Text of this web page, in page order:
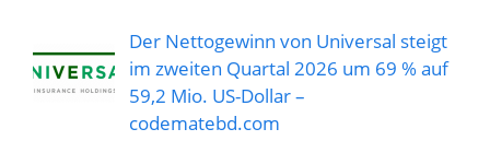
Der Nettogewinn von Universal steigt
im zweiten Quartal 2026 um 69 % auf
59,2 Mio. US-Dollar –
codematebd.com